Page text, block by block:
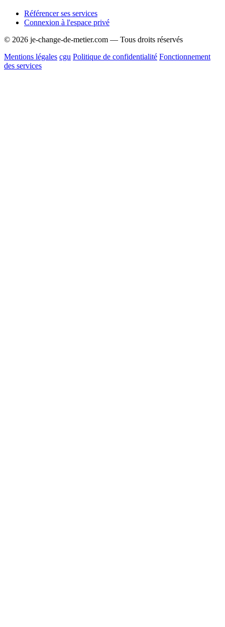
Référencer ses services
Connexion à l'espace privé
© 2026 je-change-de-metier.com — Tous droits réservés
Mentions légales cgu Politique de confidentialité Fonctionnement
des services